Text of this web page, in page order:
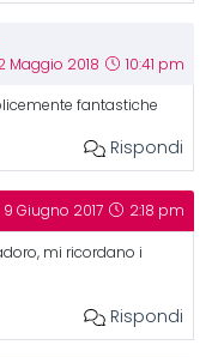
Maggio 2018 10:41 pm
fantastiche
Rispondi
9 Giugno 2017 2:18 pm
mi ricordano i
Rispondi